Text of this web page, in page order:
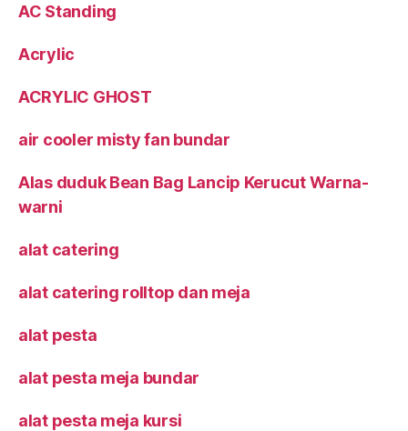
AC Standing
Acrylic
ACRYLIC GHOST
air cooler misty fan bundar
Alas duduk Bean Bag Lancip Kerucut Warna-
warni
alat catering
alat catering rolltop dan meja
alat pesta
alat pesta meja bundar
alat pesta meja kursi